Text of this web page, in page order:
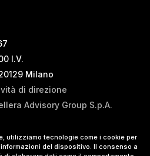
utilizziamo tecnologie come i cookie per
del dispositivo. Il consenso a
I.V.
Milano
di direzione
Advisory Group S.p.A.